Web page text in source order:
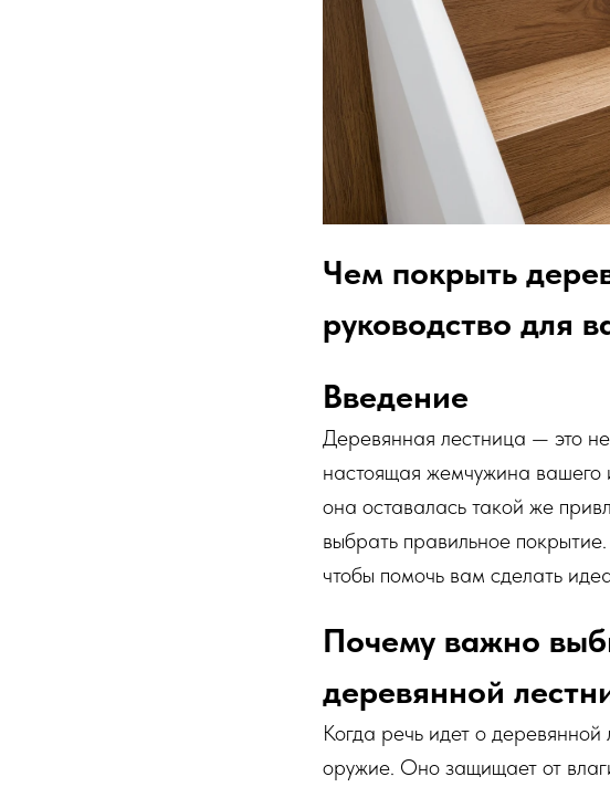
Чем покрыть
руководство для
Введение
Деревянная лестница — это
настоящая жемчужина вашего
она оставалась такой же
выбрать правильное
чтобы помочь вам сделать
Почему важно
деревянной
Когда речь идет о
оружие. Оно защищает от